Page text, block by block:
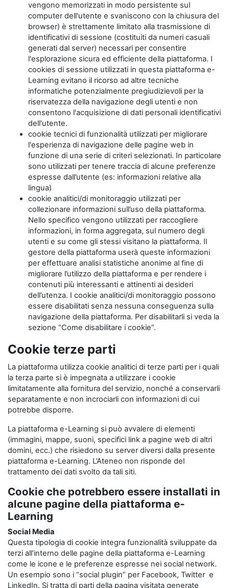
vengono memorizzati in modo persistente sul
computer dell'utente e svaniscono con la chiusura del
browser) è strettamente limitato alla trasmissione di
identificativi di sessione (costituiti da numeri casuali
generati dal server) necessari per consentire
l'esplorazione sicura ed efficiente della piattaforma. I
cookies di sessione utilizzati in questa piattaforma e-
Learning evitano il ricorso ad altre tecniche
informatiche potenzialmente pregiudizievoli per la
riservatezza della navigazione degli utenti e non
consentono l'acquisizione di dati personali identificativi
dell'utente.
cookie tecnici di funzionalità utilizzati per migliorare
l'esperienza di navigazione delle pagine web in
funzione di una serie di criteri selezionati. In particolare
sono utilizzati per tenere traccia di alcune preferenze
espresse dall’utente (es: informazioni relative alla
lingua)
cookie analitici/di monitoraggio utilizzati per
collezionare informazioni sull’uso della piattaforma.
Nello specifico vengono utilizzati per raccogliere
informazioni, in forma aggregata, sul numero degli
utenti e su come gli stessi visitano la piattaforma. Il
gestore della piattaforma userà queste informazioni
per effettuare analisi statistiche anonime al fine di
migliorare l’utilizzo della piattaforma e per rendere i
contenuti più interessanti e attinenti ai desideri
dell’utenza. I cookie analitici/di monitoraggio possono
essere disabilitati senza nessuna conseguenza sulla
navigazione della piattaforma. Per disabilitarli si veda la
sezione “Come disabilitare i cookie”.
Cookie terze parti
La piattaforma utilizza cookie analitici di terze parti per i quali
la terza parte si è impegnata a utilizzare i cookie
limitatamente alla fornitura del servizio, nonché a conservarli
separatamente e non incrociarli con informazioni di cui
potrebbe disporre.
La piattaforma e-Learning si può avvalere di elementi
(immagini, mappe, suoni, specifici link a pagine web di altri
domini, ecc.) che risiedono su server diversi dalla presente
piattaforma e-Learning. L’Ateneo non risponde del
trattamento dei dati svolto da tali siti.
Cookie che potrebbero essere installati in
alcune pagine della piattaforma e-
Learning
Social Media
Questa tipologia di cookie integra funzionalità sviluppate da
terzi all’interno delle pagine della piattaforma e-Learning
come le icone e le preferenze espresse nei social network.
Un esempio sono i “social plugin” per Facebook, Twitter e
LinkedIn. Si tratta di parti della pagina visitata generate